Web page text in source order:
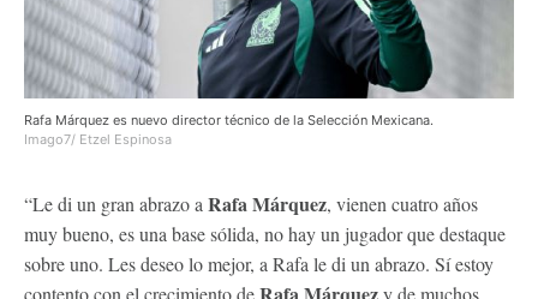
Rafa Márquez es nuevo director técnico de la Selección Mexicana.
Imago7/ Etzel Espinosa
“Le di un gran abrazo a Rafa Márquez, vienen cuatro años
muy bueno, es una base sólida, no hay un jugador que destaque
sobre uno. Les deseo lo mejor, a Rafa le di un abrazo. Sí estoy
contento con el crecimiento deRafa Márquezy de muchos